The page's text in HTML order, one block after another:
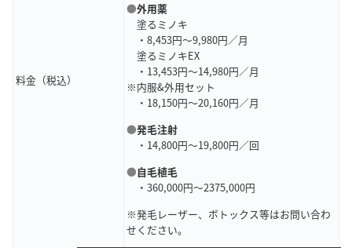
料金（税込）
●外用薬
塗るミノキ
・8,453円～9,980円／月
塗るミノキEX
・13,453円～14,980円／月
※内服&外用セット
・18,150円～20,160円／月
●発毛注射
・14,800円～19,800円／回
●自毛植毛
・360,000円～2375,000円
※発毛レーザー、ボトックス等はお問い合わ
せください。